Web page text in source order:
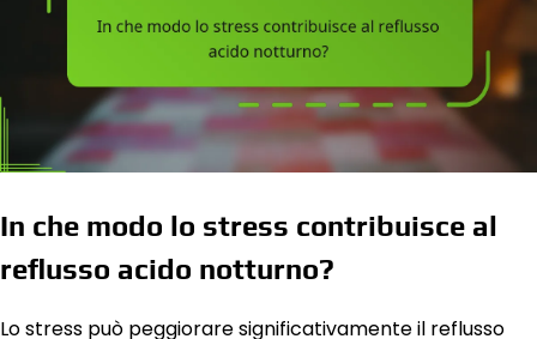
In che modo lo stress contribuisce al
reflusso acido notturno?
Lo stress può peggiorare significativamente il reflusso